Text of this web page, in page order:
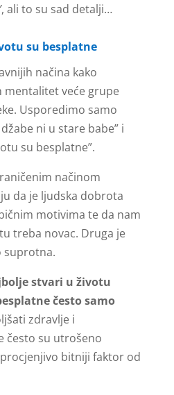
, ali to su sad detalji…
su besplatne
načina kako
veće grupe
Usporedimo samo
ni u stare babe” i
su besplatne”.
načinom
da je ljudska dobrota
motivima te da nam
treba novac. Druga je
suprotna.
stvari u životu
često samo
zdravlje i
često su utrošeno
bitniji faktor od